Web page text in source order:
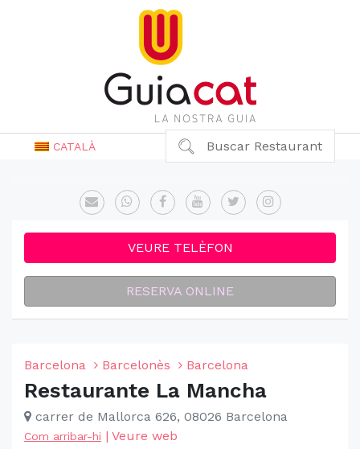
CATALÀ Buscar Restaurant
VEURE TELÈFON
RESERVA ONLINE
Barcelona Barcelonès Barcelona
Restaurante La Mancha
carrer de Mallorca 626, 08026 Barcelona
Com arribar-hi | Veure web